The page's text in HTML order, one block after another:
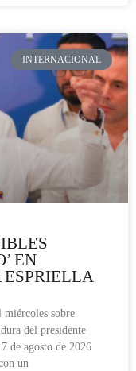
INTERNACIONAL
EN
sobre
del presidente
de agosto de 2026
un